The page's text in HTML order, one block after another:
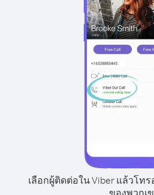
เลือกผู้ติดต่อใน Viber แล้วโท
ของพวกเ